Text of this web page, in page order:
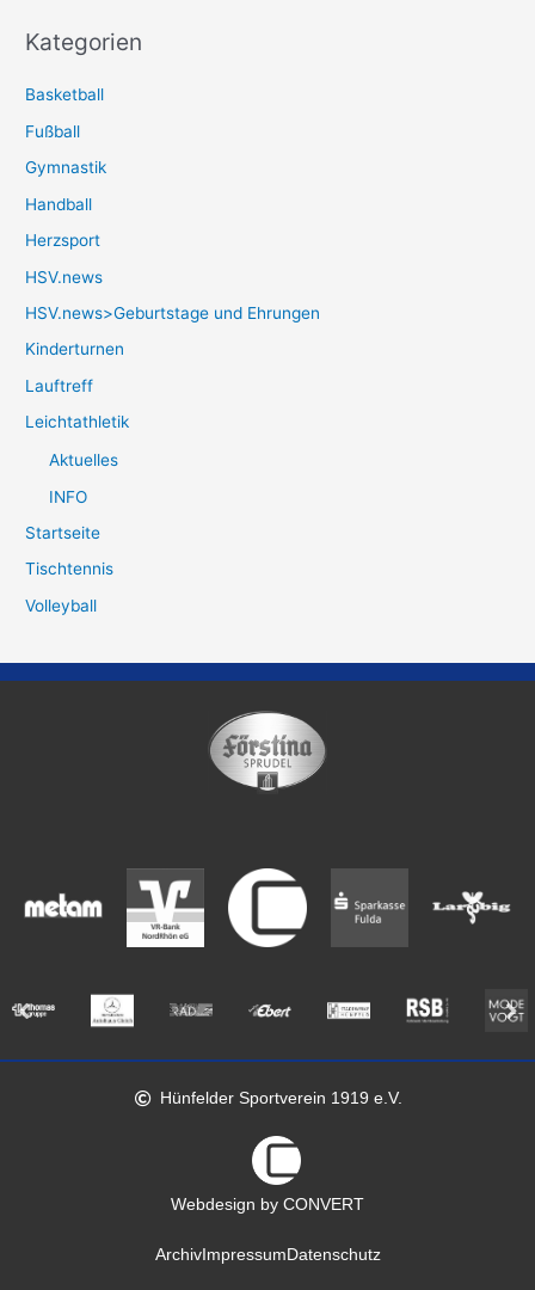
Kategorien
Basketball
Fußball
Gymnastik
Handball
Herzsport
HSV.news
HSV.news>Geburtstage und Ehrungen
Kinderturnen
Lauftreff
Leichtathletik
Aktuelles
INFO
Startseite
Tischtennis
Volleyball
Hünfelder Sportverein 1919 e.V.
Webdesign by CONVERT
ArchivImpressum Datenschutz